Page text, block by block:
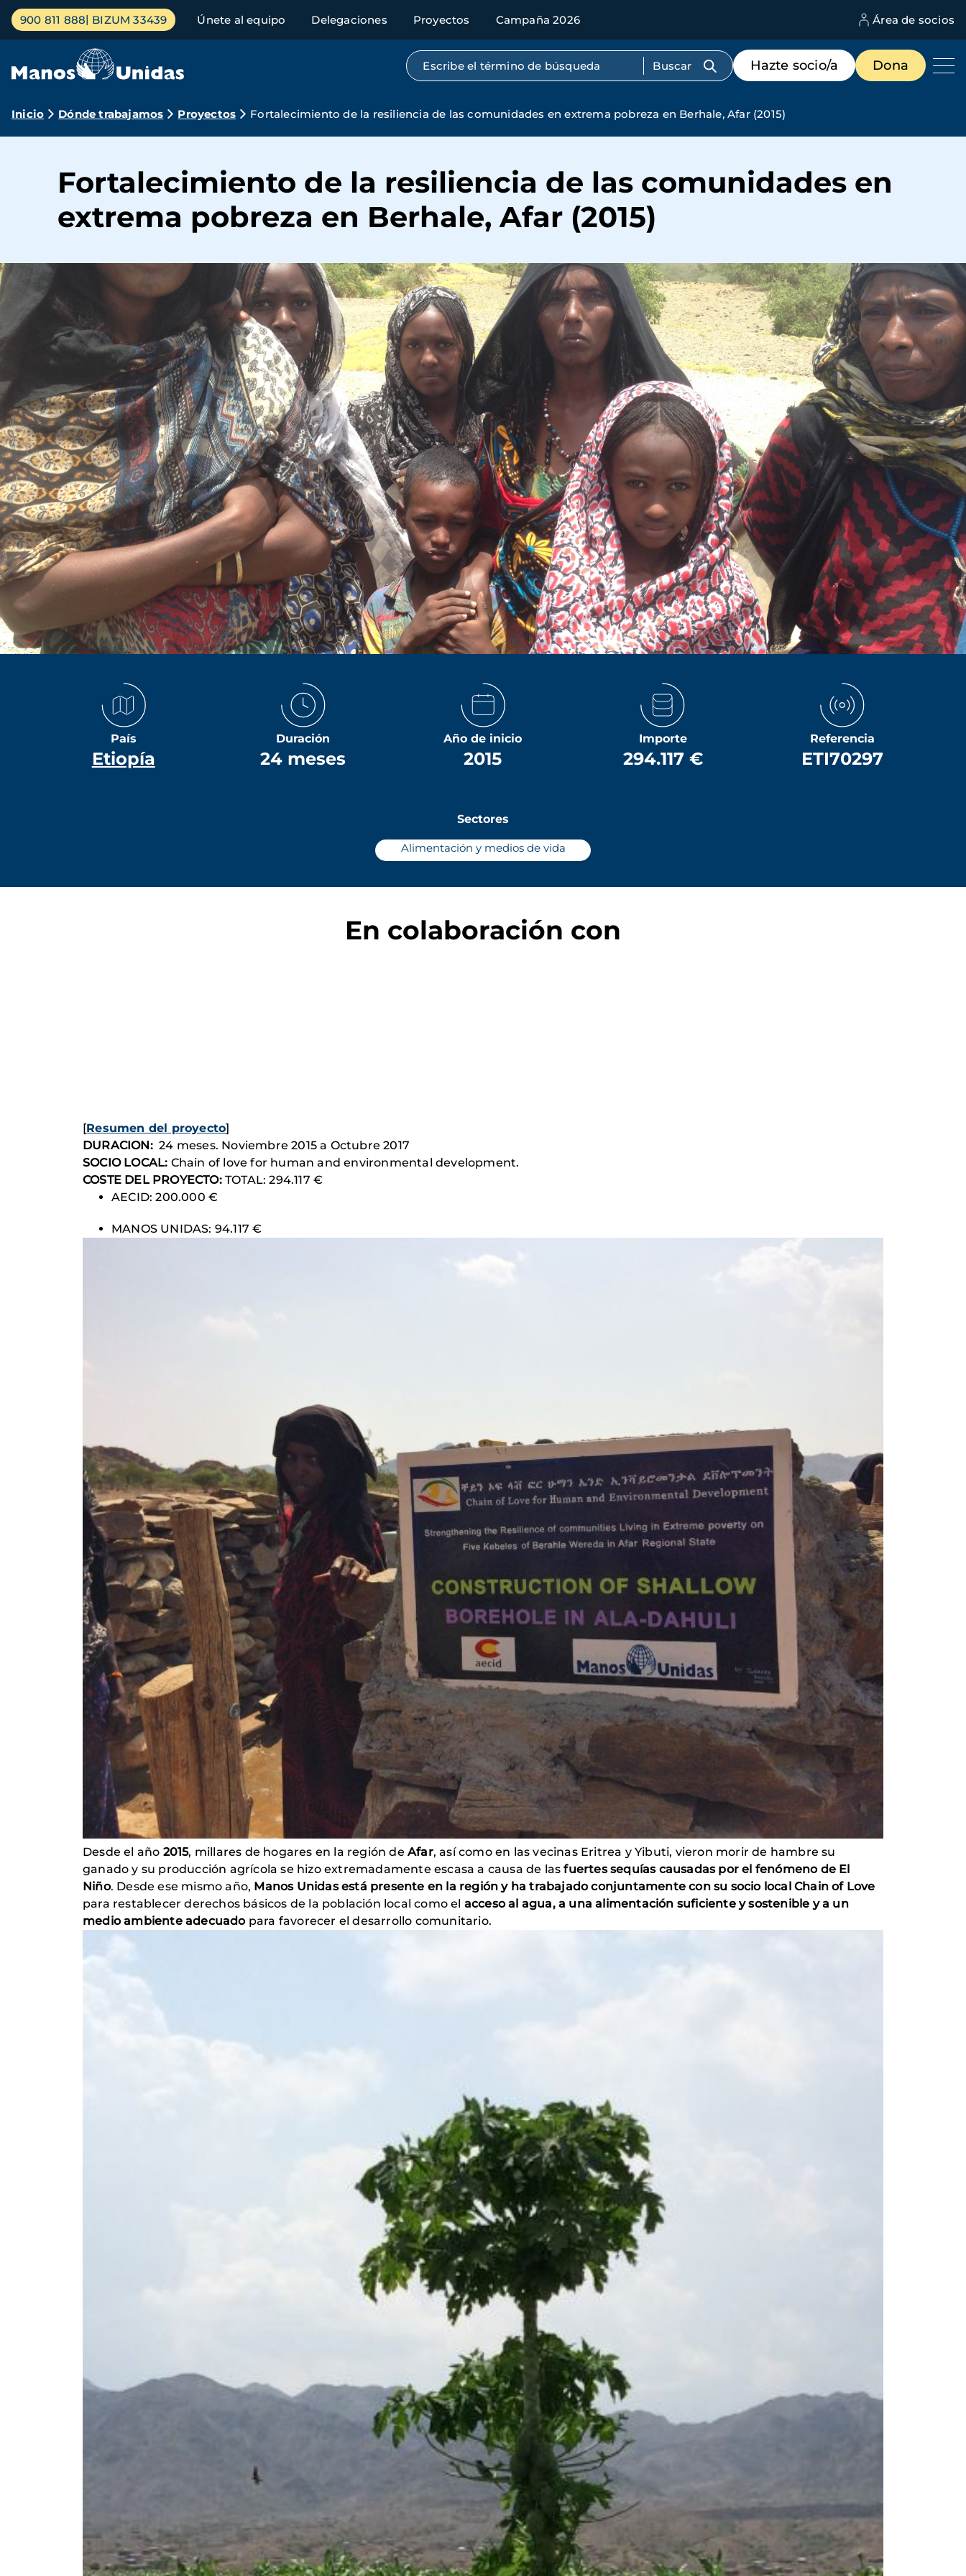
Pasar
contenido
Menú
principal
900 811 888 BIZUM 33439 Únete al equipo Delegaciones Proyectos Campaña 2026 Área de socios
Búsqueda por texto completo
Menú
de
destacados
Hazte socio/a Dona
Ruta
navegación
Inicio Dónde trabajamos Proyectos Fortalecimiento de la resiliencia de las comunidades en extrema pobreza en Berhale, Afar (2015)
Fortalecimiento de la resiliencia de las comunidades en
extrema pobreza en Berhale, Afar (2015)
País
Etiopía
Duración
24 meses
Año de inicio
2015
Importe
294.117 €
Referencia
ETI70297
Sectores
Alimentación y medios de vida
En colaboración con
[Resumen del proyecto]
DURACION:24 meses. Noviembre 2015 a Octubre 2017
SOCIO LOCAL: Chain of love for human and environmental development.
COSTE DEL PROYECTO: TOTAL: 294.117 €
AECID: 200.000 €
MANOS UNIDAS: 94.117 €
Desde el año 2015, millares de hogares en la región de Afar, así como en las vecinas Eritrea y Yibuti, vieron morir de hambre su
ganado y su producción agrícola se hizo extremadamente escasa a causa de lasfuertes sequías causadas por el fenómeno de El
Niño. Desde ese mismo año, Manos Unidas está presente en la región y ha trabajado conjuntamente con su socio local Chain of Love
para restablecer derechos básicos de la población local como el acceso al agua, a una alimentación suficiente y sostenible y a un
medio ambiente adecuadopara favorecer el desarrollo comunitario.